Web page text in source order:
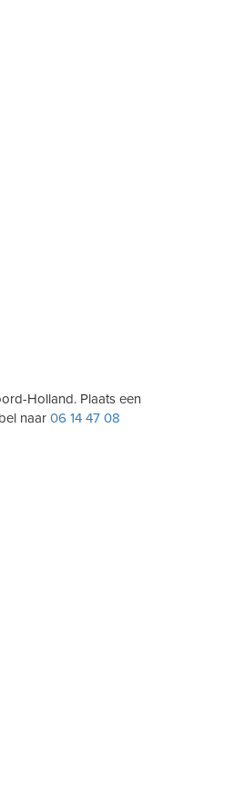
Holland. Plaats een
naar 06 14 47 08